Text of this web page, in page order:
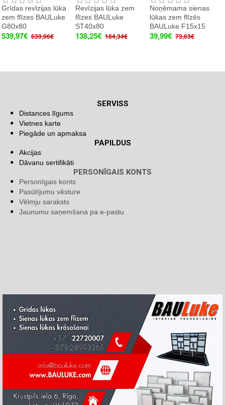
Grīdas revīzijas lūka
zem flīzes BAULuke
G80x80
539,97€ 639,96€
Revīzijas lūka zem
flīzes BAULuke
ST40x80
138,25€ 184,34€
Noņēmama sienas
lūkas zem flīzēs
BAULuke F15x15
39,99€ 73,63€
SERVISS
Distances līgums
Vietnes karte
Piegāde un apmaksa
PAPILDUS
Akcijas
Dāvanu sertifikāti
PERSONĪGAIS KONTS
Personīgais konts
Pasūtījumu vēsture
Vēlmju saraksts
Jaunumu saņemšana pa e-pastu